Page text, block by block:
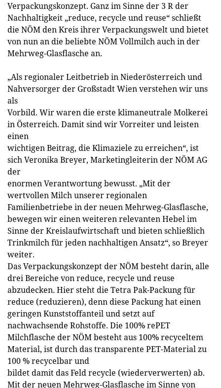
Verpackungskonzept. Ganz im Sinne der 3 R der
Nachhaltigkeit „reduce, recycle und reuse“ schließt
die NÖM den Kreis ihrer Verpackungswelt und bietet
von nun an die beliebte NÖM Vollmilch auch in der
Mehrweg-Glasflasche an.
„Als regionaler Leitbetrieb in Niederösterreich und
Nahversorger der Großstadt Wien verstehen wir uns
als
Vorbild. Wir waren die erste klimaneutrale Molkerei
in Österreich. Damit sind wir Vorreiter und leisten
einen
wichtigen Beitrag, die Klimaziele zu erreichen“, ist
sich Veronika Breyer, Marketingleiterin der NÖM AG
der
enormen Verantwortung bewusst. „Mit der
wertvollen Milch unserer regionalen
Familienbetriebe in der neuen Mehrweg-Glasflasche,
bewegen wir einen weiteren relevanten Hebel im
Sinne der Kreislaufwirtschaft und bieten schließlich
Trinkmilch für jeden nachhaltigen Ansatz“, so Breyer
weiter.
Das Verpackungskonzept der NÖM besteht darin, alle
drei Bereiche von reduce, recycle und reuse
abzudecken. Hier steht die Tetra Pak-Packung für
reduce (reduzieren), denn diese Packung hat einen
geringen Kunststoffanteil und setzt auf
nachwachsende Rohstoffe. Die 100% rePET
Milchflasche der NÖM besteht aus 100% recyceltem
Material, ist durch das transparente PET-Material zu
100 % recycelbar und
bildet damit das Feld recycle (wiederverwerten) ab.
Mit der neuen Mehrweg-Glasflasche im Sinne von